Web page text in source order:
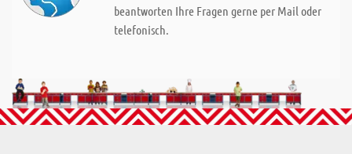
beantworten Ihre Fragen gerne per Mail oder
telefonisch.